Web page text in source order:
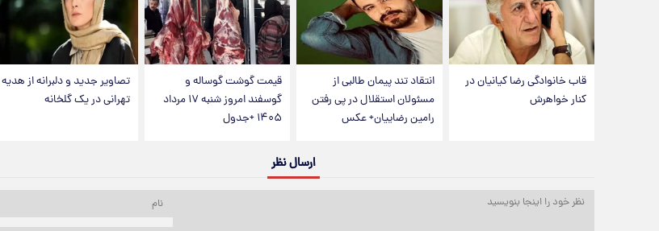
قاب خانوادگی رضا کیانیان در
کنار خواهرش
انتقاد تند پیمان طالبی از
مسئولان استقلال در پی رفتن
رامین رضاییان+ عکس
قیمت گوشت گوساله و
گوسفند امروز شنبه ۱۷ مرداد
۱۴۰۵ +جدول
تصاویر جدید و دلبرانه از هدیه
تهرانی در یک گلخانه
ارسال نظر